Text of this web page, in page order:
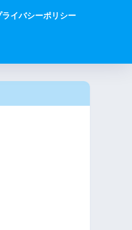
ライバシーポリシー